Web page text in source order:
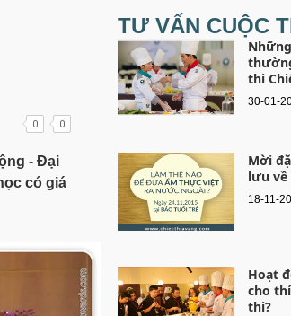
0 0
- Đại
có giá
TƯ VẤN CUỘC
thi
30-01-
Mời
lưu về
18-11-
Hoạt
cho
thi?